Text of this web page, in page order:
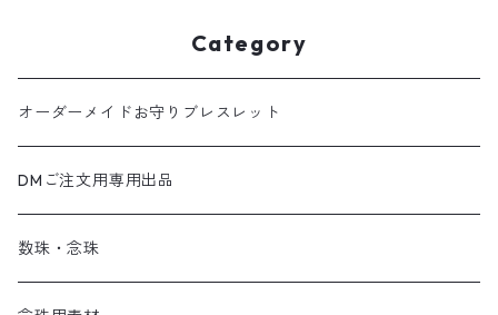
Category
オーダーメイドお守りブレスレット
DMご注文用専用出品
数珠・念珠